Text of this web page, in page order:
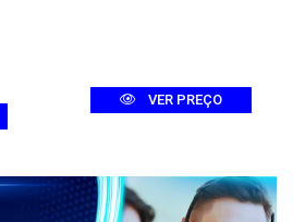
VER PREÇO